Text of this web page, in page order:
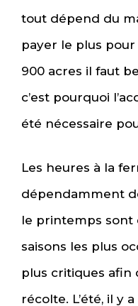
tout dépend du
payer le plus
900 acres il faut
c’est pourquoi
été nécessaire
Les heures à la
dépendamment
le printemps sont
saisons les plus
plus critiques afin
récolte. L’été, il y